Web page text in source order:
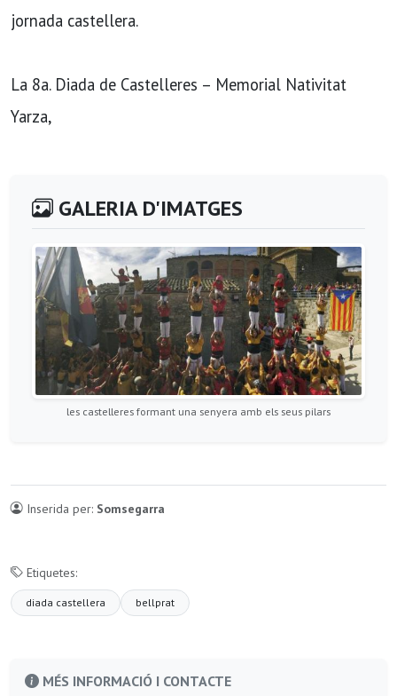
jornada castellera.
La 8a. Diada de Castelleres – Memorial Nativitat
Yarza,
GALERIA D'IMATGES
les castelleres formant una senyera amb els seus pilars
Inserida per: Somsegarra
Etiquetes:
diada castellera bellprat
MÉS INFORMACIÓ I CONTACTE